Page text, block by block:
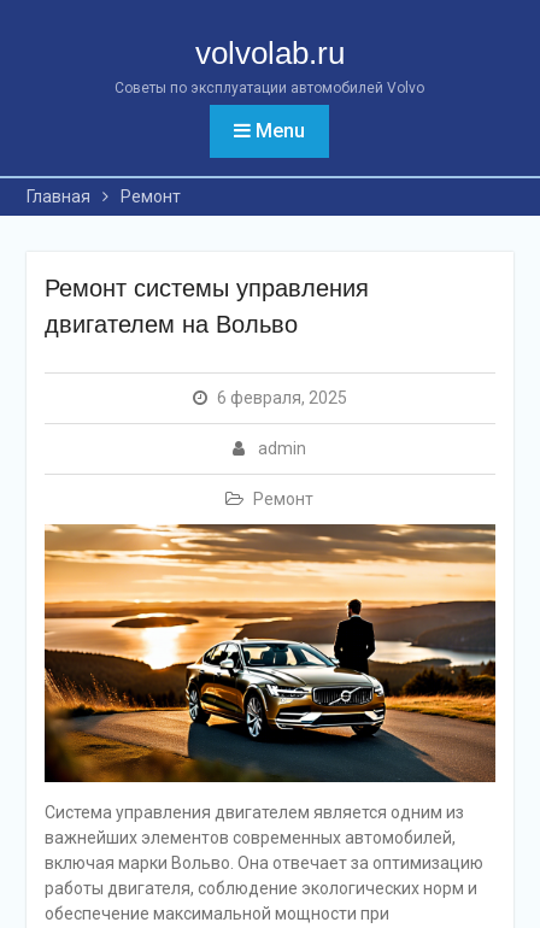
volvolab.ru
Советы по эксплуатации автомобилей Volvo
Menu
Главная Ремонт
Ремонт системы управления
двигателем на Вольво
6 февраля, 2025
admin
Ремонт
Система управления двигателем является одним из
важнейших элементов современных автомобилей,
включая марки Вольво. Она отвечает за оптимизацию
работы двигателя, соблюдение экологических норм и
обеспечение максимальной мощности при